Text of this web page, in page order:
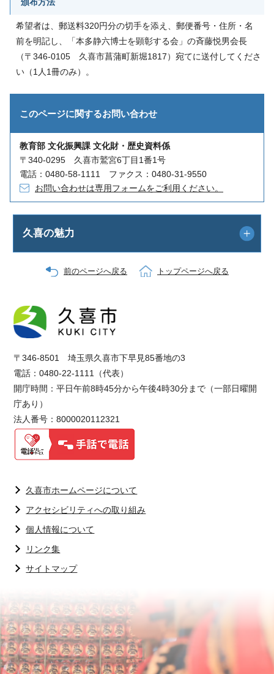
希望者は、郵送料320円分の切手を添え、郵便番号・住所・名
前を明記し、「本多静六博士を顕彰する会」の斉藤悦男会長
（〒346-0105 久喜市菖蒲町新堀1817）宛てに送付してくださ
い（1人1冊のみ）。
このページに関するお問い合わせ
教育部 文化振興課 文化財・歴史資料係
〒340-0295 久喜市鷲宮6丁目1番1号
電話：0480-58-1111 ファクス：0480-31-9550
お問い合わせは専用フォームをご利用ください。
久喜の魅力
前のページへ戻る トップページへ戻る
〒346-8501 埼玉県久喜市下早見85番地の3
電話：0480-22-1111（代表）
開庁時間：平日午前8時45分から午後4時30分まで（一部日曜開
庁あり）
法人番号：8000020112321
久喜市ホームページについて
アクセシビリティへの取り組み
個人情報について
リンク集
サイトマップ